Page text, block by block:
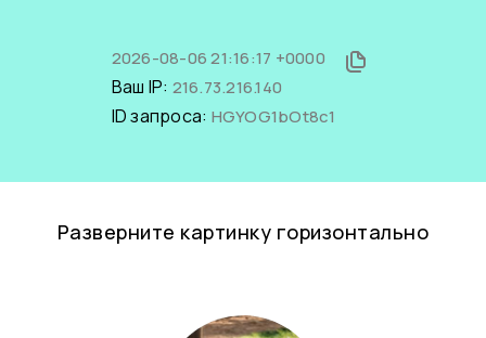
2026-08-06 21:16:17 +0000
Ваш IP: 216.73.216.140
ID запроса: HGYOG1bOt8c1
Разверните картинку горизонтально